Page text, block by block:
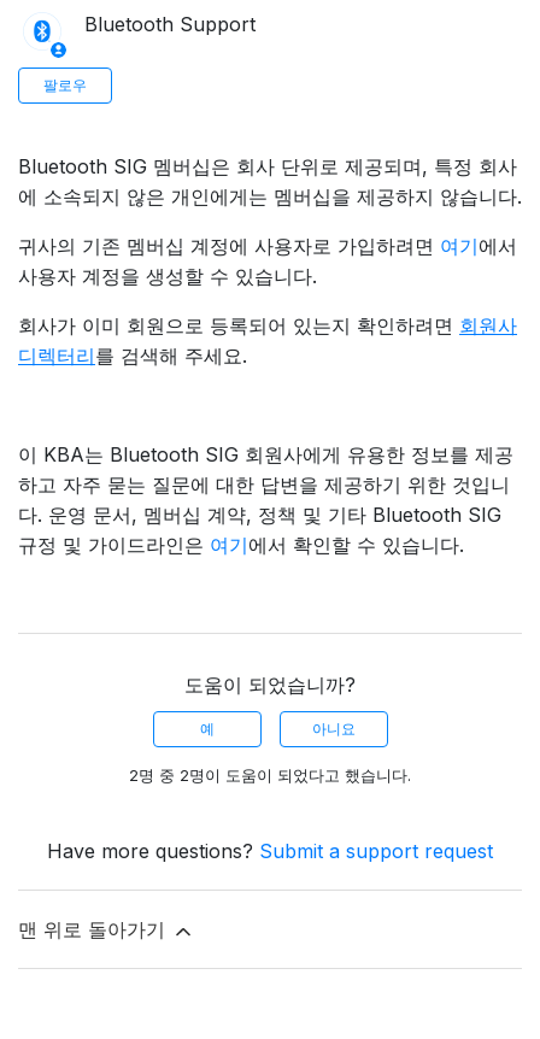
Bluetooth Support
팔로우
Bluetooth SIG 멤버십은 회사 단위로 제공되며, 특정 회사
에 소속되지 않은 개인에게는 멤버십을 제공하지 않습니다.
귀사의 기존 멤버십 계정에 사용자로 가입하려면 여기에서
사용자 계정을 생성할 수 있습니다.
회사가 이미 회원으로 등록되어 있는지 확인하려면 회원사
디렉터리를 검색해 주세요.
이 KBA는 Bluetooth SIG 회원사에게 유용한 정보를 제공
하고 자주 묻는 질문에 대한 답변을 제공하기 위한 것입니
다. 운영 문서, 멤버십 계약, 정책 및 기타 Bluetooth SIG
규정 및 가이드라인은 여기에서 확인할 수 있습니다.
도움이 되었습니까?
예 아니요
2명 중 2명이 도움이 되었다고 했습니다.
Have more questions? Submit a support request
맨 위로 돌아가기